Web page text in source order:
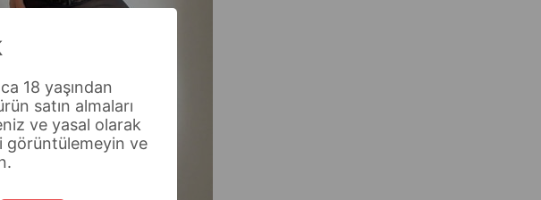
18 yaşından
satın almaları
ve yasal olarak
görüntülemeyin ve